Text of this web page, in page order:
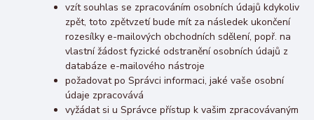
vzít souhlas se zpracováním osobních údajů kdykoliv
zpět, toto zpětvzetí bude mít za následek ukončení
rozesílky e-mailových obchodních sdělení, popř. na
vlastní žádost fyzické odstranění osobních údajů z
databáze e-mailového nástroje
požadovat po Správci informaci, jaké vaše osobní
údaje zpracovává
vyžádat si u Správce přístup k vašim zpracovávaným